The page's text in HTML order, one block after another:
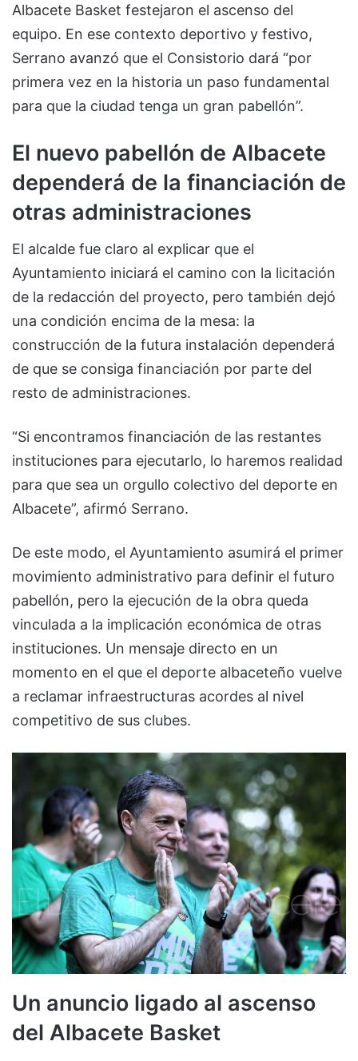
Albacete Basket festejaron el ascenso del
equipo. En ese contexto deportivo y festivo,
Serrano avanzó que el Consistorio dará “por
primera vez en la historia un paso fundamental
para que la ciudad tenga un gran pabellón”.
El nuevo pabellón de Albacete
dependerá de la financiación de
otras administraciones
El alcalde fue claro al explicar que el
Ayuntamiento iniciará el camino con la licitación
de la redacción del proyecto, pero también dejó
una condición encima de la mesa: la
construcción de la futura instalación dependerá
de que se consiga financiación por parte del
resto de administraciones.
“Si encontramos financiación de las restantes
instituciones para ejecutarlo, lo haremos realidad
para que sea un orgullo colectivo del deporte en
Albacete”, afirmó Serrano.
De este modo, el Ayuntamiento asumirá el primer
movimiento administrativo para definir el futuro
pabellón, pero la ejecución de la obra queda
vinculada a la implicación económica de otras
instituciones. Un mensaje directo en un
momento en el que el deporte albaceteño vuelve
a reclamar infraestructuras acordes al nivel
competitivo de sus clubes.
Un anuncio ligado al ascenso
del Albacete Basket